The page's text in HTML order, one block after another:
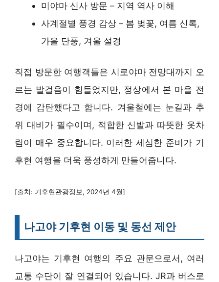
미야마 신사 방문 – 지역 역사 이해
사계절별 풍경 감상 – 봄 벚꽃, 여름 신록,
가을 단풍, 겨울 설경
직접 방문한 여행객들은 시로야마 전망대까지 오
르는 발걸음이 힘들었지만, 정상에서 본 마을 전
경에 감탄했다고 합니다. 겨울철에는 눈길과 추
위 대비가 필수이며, 적합한 신발과 따뜻한 옷차
림이 매우 중요합니다. 이러한 세심한 준비가 기
후현 여행을 더욱 풍성하게 만들어줍니다.
[출처: 기후현관광정보, 2024년 4월]
나고야 기후현 이동 및 동선 제안
나고야는 기후현 여행의 주요 관문으로서, 여러
교통 수단이 잘 연결되어 있습니다. JR과 버스로